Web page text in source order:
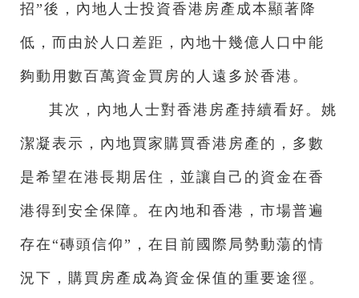
招”後，內地人士投資香港房產成本顯著降
低，而由於人口差距，內地十幾億人口中能
夠動用數百萬資金買房的人遠多於香港。
其次，內地人士對香港房產持續看好。姚
潔凝表示，內地買家購買香港房產的，多數
是希望在港長期居住，並讓自己的資金在香
港得到安全保障。在內地和香港，市場普遍
存在“磚頭信仰”，在目前國際局勢動蕩的情
況下，購買房產成為資金保值的重要途徑。